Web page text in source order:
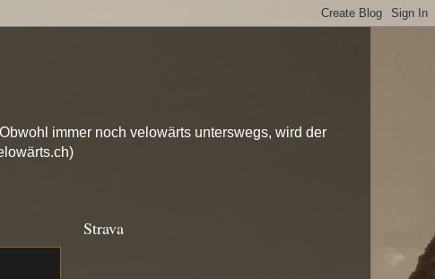
immer noch velowärts unterswegs, wird der
Strava